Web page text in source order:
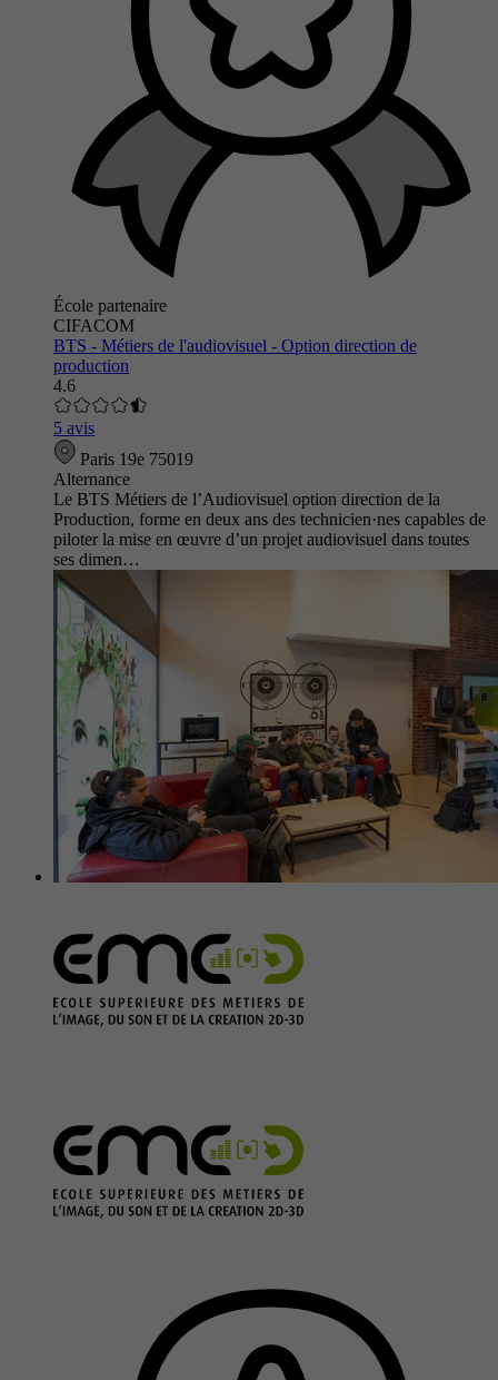
École partenaire
CIFACOM
BTS - Métiers de l'audiovisuel - Option direction de
production
4.6
5 avis
Paris 19e 75019
Alternance
Le BTS Métiers de l’Audiovisuel option direction de la
Production, forme en deux ans des technicien·nes capables de
piloter la mise en œuvre d’un projet audiovisuel dans toutes
ses dimen…